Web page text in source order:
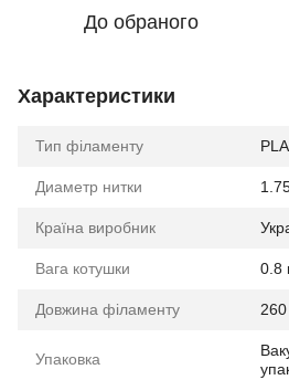
До обраного
Характеристики
Тип філаменту PLA
Диаметр нитки
Країна виробник
Вага котушки 0.8
Довжина філаменту
Упаковка